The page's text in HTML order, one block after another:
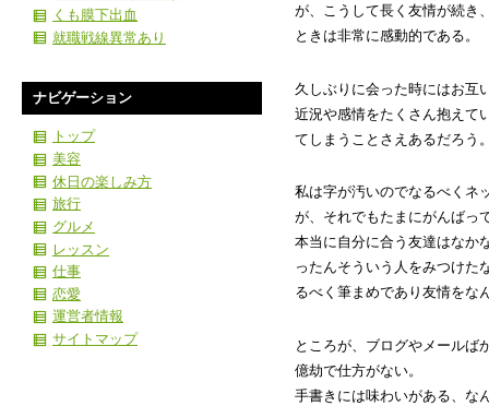
が、こうして長く友情が続き
ときは非常に感動的である。
久しぶりに会った時にはお互
近況や感情をたくさん抱えて
てしまうことさえあるだろう
私は字が汚いのでなるべくネ
が、それでもたまにがんばっ
本当に自分に合う友達はなか
ったんそういう人をみつけた
るべく筆まめであり友情をな
ところが、ブログやメールば
億劫で仕方がない。
手書きには味わいがある、な
くも膜下出血
就職戦線異常あり
ナビゲーション
トップ
美容
休日の楽しみ方
旅行
グルメ
レッスン
仕事
恋愛
運営者情報
サイトマップ